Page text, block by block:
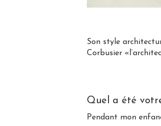
Son style
Corbusier
Quel a été
Pendant mon